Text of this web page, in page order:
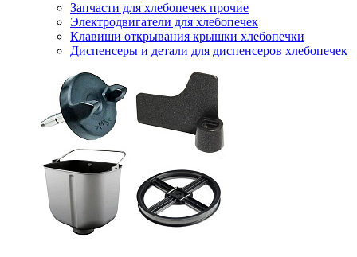
Запчасти для хлебопечек прочие
Электродвигатели для хлебопечек
Клавиши открывания крышки хлебопечки
Диспенсеры и детали для диспенсеров хлебопечек